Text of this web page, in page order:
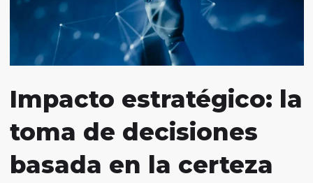
Impacto estratégico: la
toma de decisiones
basada en la certeza